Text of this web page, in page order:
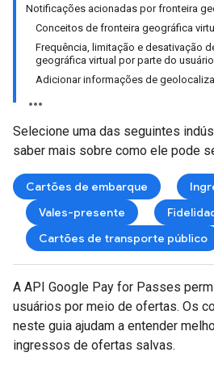
Notificações acionadas por fronteira
Conceitos de fronteira geográfica
Frequência, limitação e desativação
geográfica virtual por parte do usuário
Adicionar informações de
Selecione uma das seguintes
saber mais sobre como ele pode
Cartões de embarque
Vales-presente
Cartões de transporte público
A API Google Pay for Passes
usuários por meio de ofertas. Os
neste guia ajudam a entender
ingressos de ofertas salvas.